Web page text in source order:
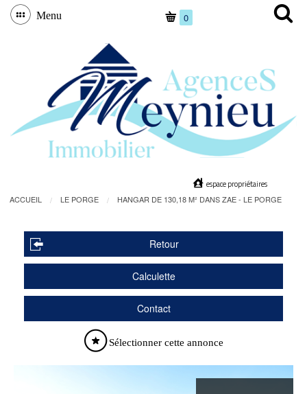
Menu 0
espace propriétaires
ACCUEIL
LE PORGE HANGAR DE 130,18 M² DANS ZAE - LE PORGE
Retour
Calculette
Contact
Sélectionner cette annonce